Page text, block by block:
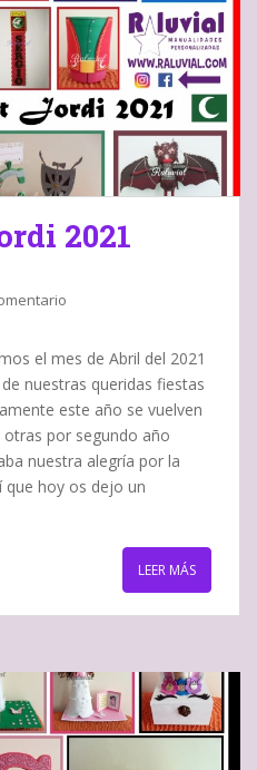
2021
el mes de Abril del 2021
nuestras queridas fiestas
este año se vuelven
por segundo año
nuestra alegría por la
que hoy os dejo un
LEER MÁS